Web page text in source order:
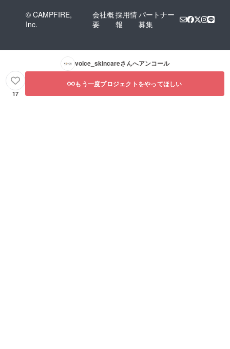
© CAMPFIRE,
Inc.
会社概
要
採用情
報
パートナー
募集
voice_skincareさんへアンコール
17
もう一度プロジェクトをやってほしい